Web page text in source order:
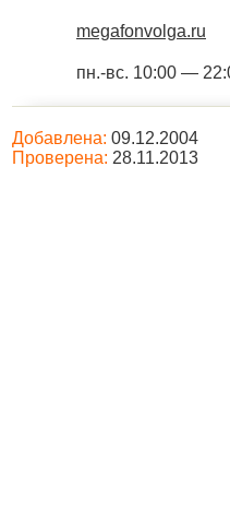
megafonvolga.ru
пн.-вс. 10:00 —
Добавлена: 09.12.2004
Проверена: 28.11.2013